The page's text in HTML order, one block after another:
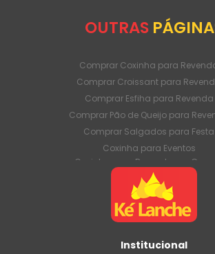
OUTRAS
Comprar Coxinha para
Comprar Croissant para
Comprar Esfiha para Revenda
Comprar Pão de Queijo para
Comprar Salgados para Festa
Coxinha para Eventos
Coxinha para Revenda em
Quantidade
Coxinha para Venda Direto da
Coxinha para Venda em Atacado
Croissant para Revenda em
Croissant para Venda Direto da
Institucional